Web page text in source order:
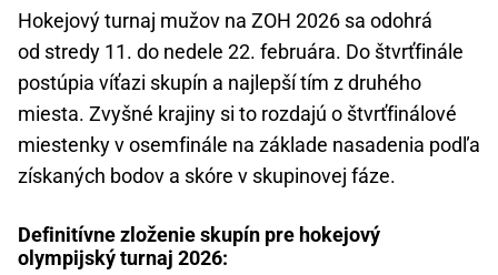
Hokejový turnaj mužov na ZOH 2026 sa odohrá
od stredy 11. do nedele 22. februára. Do štvrťfinále
postúpia víťazi skupín a najlepší tím z druhého
miesta. Zvyšné krajiny si to rozdajú o štvrťfinálové
miestenky v osemfinále na základe nasadenia podľa
získaných bodov a skóre v skupinovej fáze.
Definitívne zloženie skupín pre hokejový
olympijský turnaj 2026: